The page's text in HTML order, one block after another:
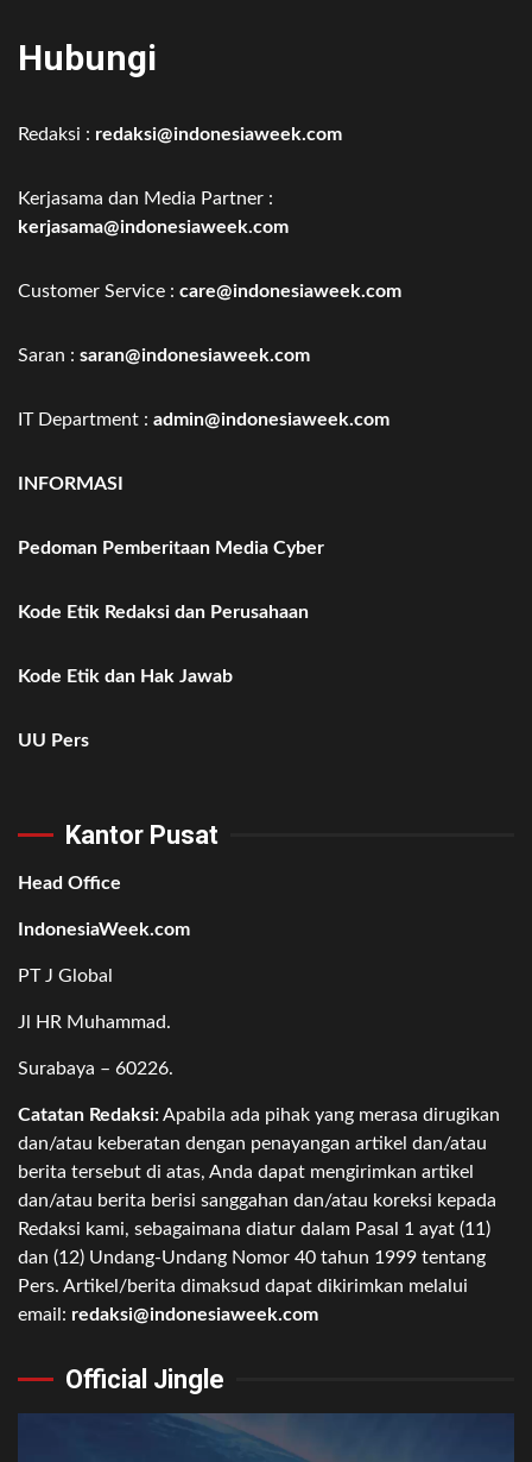
Hubungi
Redaksi : redaksi@indonesiaweek.com
Kerjasama dan Media Partner :
kerjasama@indonesiaweek.com
Customer Service : care@indonesiaweek.com
Saran : saran@indonesiaweek.com
IT Department : admin@indonesiaweek.com
INFORMASI
Pedoman Pemberitaan Media Cyber
Kode Etik Redaksi dan Perusahaan
Kode Etik dan Hak Jawab
UU Pers
Kantor Pusat
Head Office
IndonesiaWeek.com
PT J Global
Jl HR Muhammad.
Surabaya – 60226.
Catatan Redaksi:Apabila ada pihak yang merasa dirugikan
dan/atau keberatan dengan penayangan artikel dan/atau
berita tersebut di atas, Anda dapat mengirimkan artikel
dan/atau berita berisi sanggahan dan/atau koreksi kepada
Redaksi kami, sebagaimana diatur dalam Pasal 1 ayat (11)
dan (12) Undang-Undang Nomor 40 tahun 1999 tentang
Pers. Artikel/berita dimaksud dapat dikirimkan melalui
email: redaksi@indonesiaweek.com
Official Jingle